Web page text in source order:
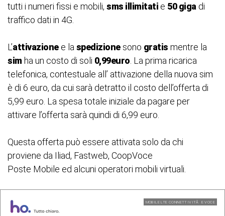
tutti i numeri fissi e mobili, sms illimitati e 50 giga di
traffico dati in 4G.
L’attivazionee la spedizionesono gratis mentre la
sim ha un costo di soli 0,99euro . La prima ricarica
telefonica, contestuale all’ attivazione della nuova sim
è di 6 euro, da cui sarà detratto il costo dell’offerta di
5,99 euro. La spesa totale iniziale da pagare per
attivare l’offerta sarà quindi di 6,99 euro.
Questa offerta può essere attivata solo da chi
proviene da Iliad, Fastweb, CoopVoce
Poste Mobile ed alcuni operatori mobili virtuali.
MOBILE LTE CONNETTIVITÃ E VOCE